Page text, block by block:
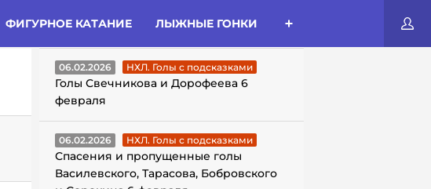
ФИГУРНОЕ КАТАНИЕ ЛЫЖНЫЕ ГОНКИ
ГОЛЫ С ПОДСКАЗКАМИ
06.02.2026 НХЛ. Голы с подсказками
Голы Свечникова и Дорофеева 6
февраля
06.02.2026 НХЛ. Голы с подсказками
Спасения и пропущенные голы
Василевского, Тарасова, Бобровского